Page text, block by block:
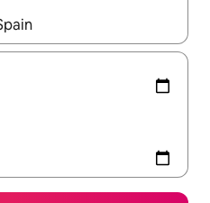
utilisez les flèches vers le